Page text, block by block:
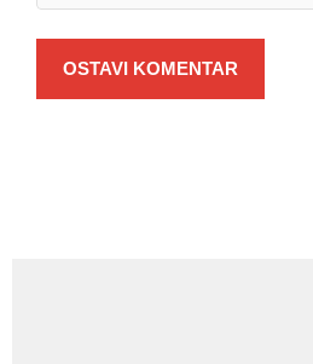
OSTAVI KOMENTAR